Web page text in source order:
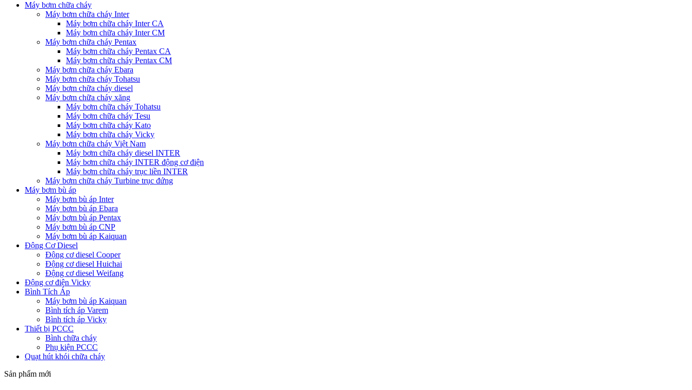
Máy bơm chữa cháy
Máy bơm chữa cháy Inter
Máy bơm chữa cháy Inter CA
Máy bơm chữa cháy Inter CM
Máy bơm chữa cháy Pentax
Máy bơm chữa cháy Pentax CA
Máy bơm chữa cháy Pentax CM
Máy bơm chữa cháy Ebara
Máy bơm chữa cháy Tohatsu
Máy bơm chữa cháy diesel
Máy bơm chữa cháy xăng
Máy bơm chữa cháy Tohatsu
Máy bơm chữa cháy Tesu
Máy bơm chữa cháy Kato
Máy bơm chữa cháy Vicky
Máy bơm chữa cháy Việt Nam
Máy bơm chữa cháy diesel INTER
Máy bơm chữa cháy INTER động cơ điện
Máy bơm chữa cháy trục liền INTER
Máy bơm chữa cháy Turbine trục đứng
Máy bơm bù áp
Máy bơm bù áp Inter
Máy bơm bù áp Ebara
Máy bơm bù áp Pentax
Máy bơm bù áp CNP
Máy bơm bù áp Kaiquan
Động Cơ Diesel
Động cơ diesel Cooper
Động cơ diesel Huichai
Động cơ diesel Weifang
Động cơ điện Vicky
Bình Tích Áp
Máy bơm bù áp Kaiquan
Bình tích áp Varem
Bình tích áp Vicky
Thiết bị PCCC
Bình chữa cháy
Phụ kiện PCCC
Quạt hút khói chữa cháy
Sản phẩm mới